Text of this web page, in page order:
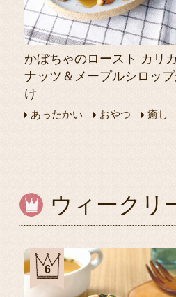
かぼちゃのロースト カリ
ナッツ＆メープルシロッ
け
あったかい おやつ 癒し
ウィークリ
6